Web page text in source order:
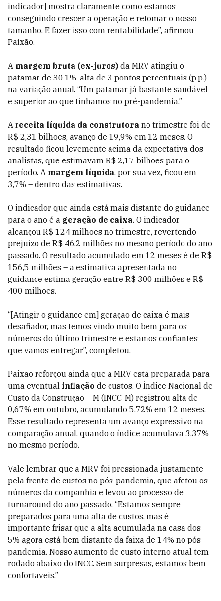
indicador] mostra claramente como estamos
conseguindo crescer a operação e retomar o nosso
tamanho. E fazer isso com rentabilidade”, afirmou
Paixão.
A margem bruta (ex-juros) da MRV atingiu o
patamar de 30,1%, alta de 3 pontos percentuais (p.p.)
na variação anual. “Um patamar já bastante saudável
e superior ao que tínhamos no pré-pandemia.”
A receita líquida da construtora no trimestre foi de
R$ 2,31 bilhões, avanço de 19,9% em 12 meses. O
resultado ficou levemente acima da expectativa dos
analistas, que estimavam R$ 2,17 bilhões para o
período. A margem líquida, por sua vez, ficou em
3,7% – dentro das estimativas.
O indicador que ainda está mais distante do guidance
para o ano é a geração de caixa. O indicador
alcançou R$ 124 milhões no trimestre, revertendo
prejuízo de R$ 46,2 milhões no mesmo período do ano
passado. O resultado acumulado em 12 meses é de R$
156,5 milhões – a estimativa apresentada no
guidance estima geração entre R$ 300 milhões e R$
400 milhões.
“[Atingir o guidance em] geração de caixa é mais
desafiador, mas temos vindo muito bem para os
números do último trimestre e estamos confiantes
que vamos entregar”, completou.
Paixão reforçou ainda que a MRV está preparada para
uma eventual inflação de custos. O Índice Nacional de
Custo da Construção – M (INCC-M) registrou alta de
0,67% em outubro, acumulando 5,72% em 12 meses.
Esse resultado representa um avanço expressivo na
comparação anual, quando o índice acumulava 3,37%
no mesmo período.
Vale lembrar que a MRV foi pressionada justamente
pela frente de custos no pós-pandemia, que afetou os
números da companhia e levou ao processo de
turnaround do ano passado. “Estamos sempre
preparados para uma alta de custos, mas é
importante frisar que a alta acumulada na casa dos
5% agora está bem distante da faixa de 14% no pós-
pandemia. Nosso aumento de custo interno atual tem
rodado abaixo do INCC. Sem surpresas, estamos bem
confortáveis.”